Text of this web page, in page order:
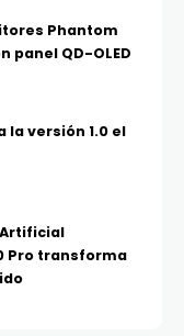
Phantom
panel QD-OLED
la versión 1.0 el
Artificial
Pro transforma